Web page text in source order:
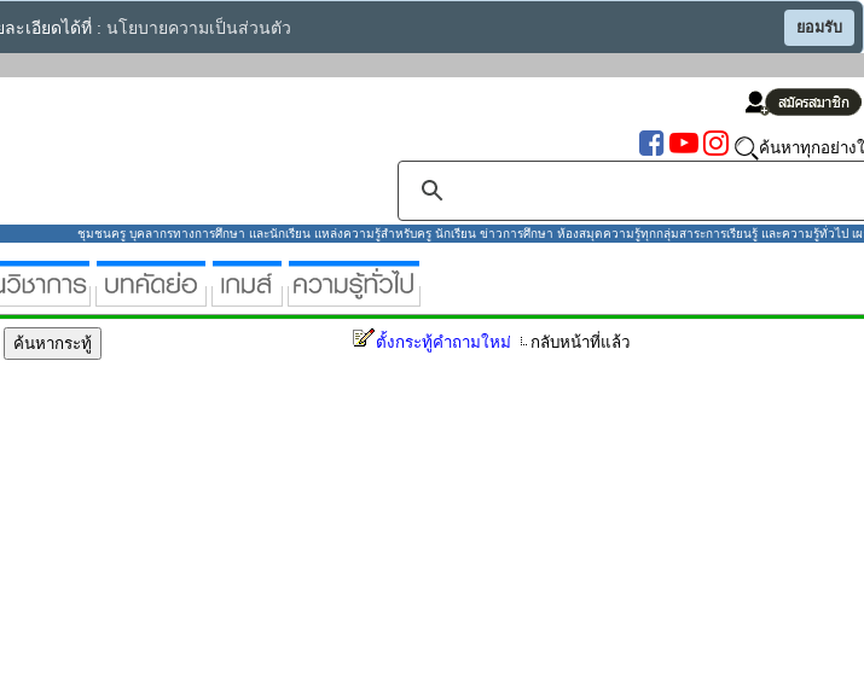
ะเอียดได้ที่ : นโยบายความเป็นส่วนตัว ยอมรับ
ค้นหาทุกอย่าง
ชุมชนครู บุคลากรทางการศึกษา และนักเรียน แหล่งความรู้สำหรับครู นักเรียน ข่าวการศึกษา ห้องสมุดความรู้ทุกกลุ่มสาระการเรียนรู้ และความรู้ทั่วไป เ
ตั้งกระทู้คำถามใหม่ กลับหน้าที่แล้ว